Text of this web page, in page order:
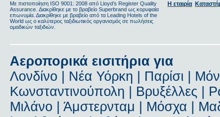
Με πιστοποίηση ΙSO 9001: 2008 από Lloyd’s Register Quality
Assurance. Διακρίθηκε με το βραβείο Superbrand ως κορυφαία
επωνυμία. Διακρίθηκε με βραβείο από τα Leading Hotels of the
World ως ο καλύτερος ταξιδιωτικός οργανισμός σε πωλήσεις
ομαδικών ταξιδιών.
Η εταιρία
Αεροπορικά εισιτήρια για
Λονδίνο | Νέα Υόρκη | Παρίσι |
Κωνσταντινούπολη | Βρυξέλλες |
Μιλάνο | Άμστερνταμ | Μόσχα |